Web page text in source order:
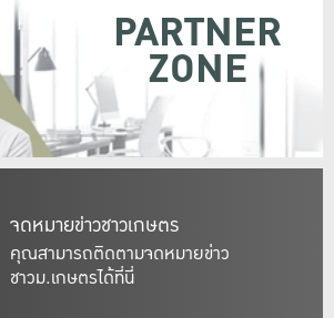
จดหมายข่าวชาวเกษตร
คุณสามารถติดตามจดหมายข่าว
ชาวม.เกษตรได้ที่นี่
PARTNER
ZONE